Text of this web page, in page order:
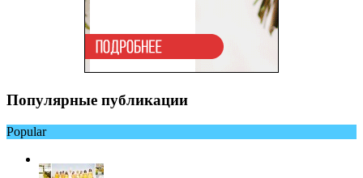
Популярные публикации
Popular